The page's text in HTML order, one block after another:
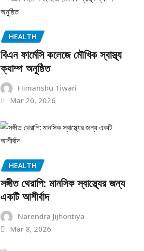
HEALTH
বিএন ফার্মেসি কলেজে মৌখিক স্বাস্থ্য
ক্যাম্প অনুষ্ঠিত
Himanshu Tiwari
Mar 20, 2026
HEALTH
সঙ্গীত থেরাপি: মানসিক স্বাস্থ্যের জন্য
একটি আশীর্বাদ
Narendra Jijhontiya
Mar 8, 2026